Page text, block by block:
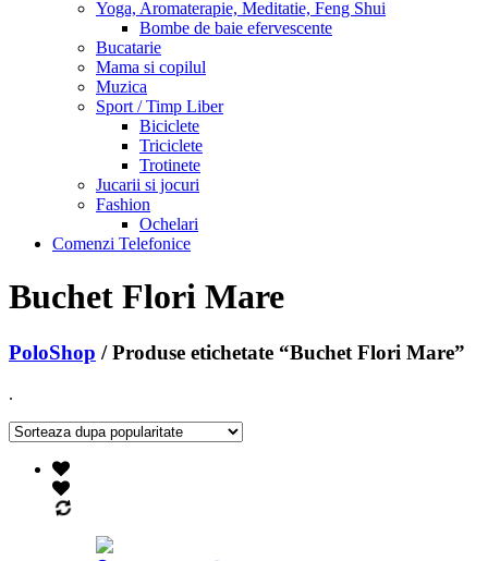
Yoga, Aromaterapie, Meditatie, Feng Shui
Bombe de baie efervescente
Bucatarie
Mama si copilul
Muzica
Sport / Timp Liber
Biciclete
Triciclete
Trotinete
Jucarii si jocuri
Fashion
Ochelari
Comenzi Telefonice
Buchet Flori Mare
PoloShop / Produse etichetate “Buchet Flori Mare”
.